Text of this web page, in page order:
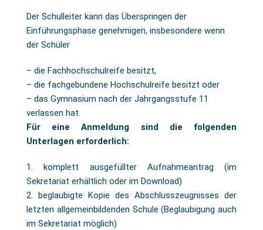
Der Schulleiter kann das Überspringen der
Einführungsphase genehmigen, insbesondere wenn
der Schüler
– die Fachhochschulreife besitzt,
– die fachgebundene Hochschulreife besitzt oder
– das Gymnasium nach der Jahrgangsstufe 11
verlassen hat.
Für eine Anmeldung sind die folgenden
Unterlagen erforderlich:
1. komplett ausgefüllter Aufnahmeantrag (im
Sekretariat erhältlich oder im Download)
2. beglaubigte Kopie des Abschlusszeugnisses der
letzten allgemeinbildenden Schule (Beglaubigung auch
im Sekretariat möglich)